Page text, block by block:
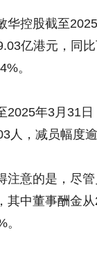
华控股截至
亿港元，同
。
2025年3月31
人，减员幅度逾
注意的是，尽
其中董事酬金
。